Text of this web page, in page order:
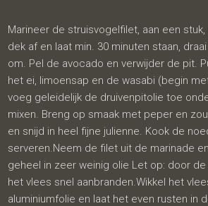
Marineer de struisvogelfilet, aan een stuk,
dek af en laat min. 30 minuten staan,
om. Pel de avocado en verwijder de pit.
het ei, limoensap en de wasabi (begin
voeg geleidelijk de druivenpitolie toe
mixen. Breng op smaak met peper en
en snijd in heel fijne julienne. Kook de
serveren.Neem de filet uit de marinade
geheel in zeer weinig olie Let op: door
het vlees snel aanbranden.Wikkel het
aluminiumfolie en laat het even rusten in